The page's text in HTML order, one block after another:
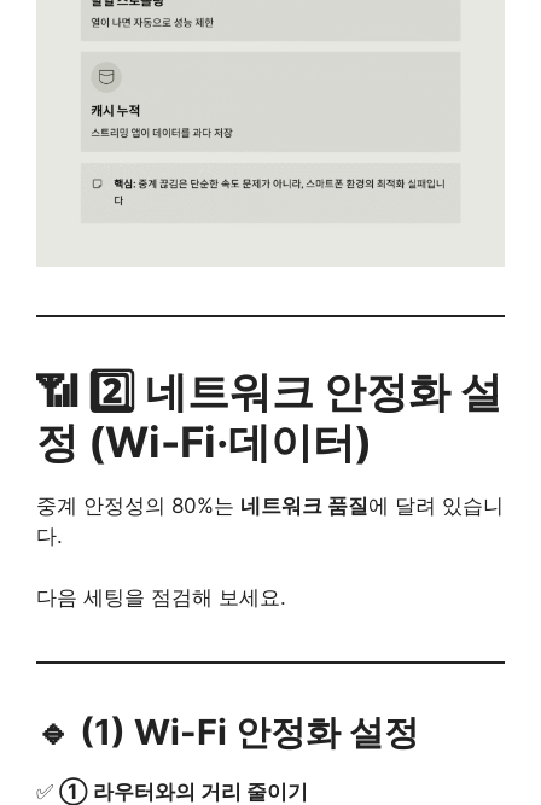
📶 2️⃣ 네트워크 안정화 설
정 (Wi-Fi·데이터)
중계 안정성의 80%는 네트워크 품질에 달려 있습니
다.
다음 세팅을 점검해 보세요.
🔹 (1) Wi-Fi 안정화 설정
✅ ① 라우터와의 거리 줄이기